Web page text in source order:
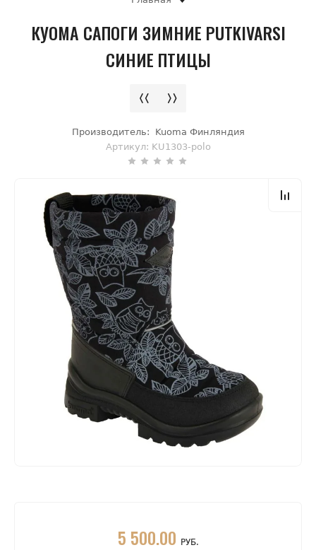
КУОМА САПОГИ ЗИМНИЕ PUTKIVARSI
СИНИЕ ПТИЦЫ
Производитель:
Kuoma Финляндия
Артикул: KU1303-polo
5 500.00 РУБ.